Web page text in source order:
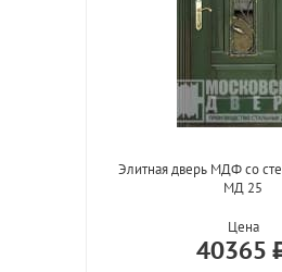
Элитная дверь МДФ со
МД 25
Цена
40365